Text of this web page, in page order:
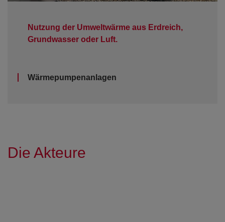
Nutzung der Umweltwärme aus Erdreich,
Grundwasser oder Luft.
Wärmepumpenanlagen
Die Akteure